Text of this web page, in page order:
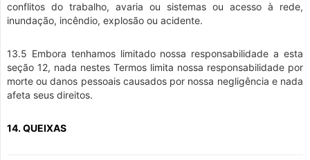
conflitos do trabalho, avaria ou sistemas ou acesso à rede,
inundação, incêndio, explosão ou acidente.
13.5 Embora tenhamos limitado nossa responsabilidade a esta
seção 12, nada nestes Termos limita nossa responsabilidade por
morte ou danos pessoais causados por nossa negligência e nada
afeta seus direitos.
14. QUEIXAS